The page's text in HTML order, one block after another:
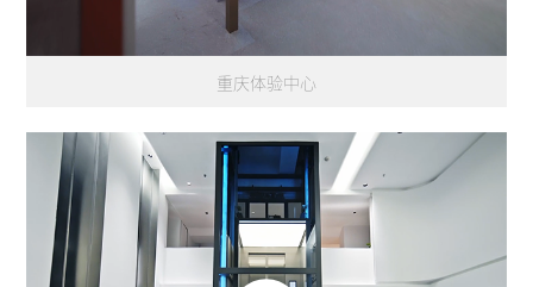
重庆体验中心